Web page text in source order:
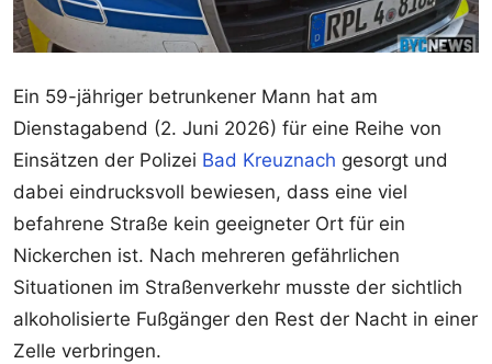
Ein 59-jähriger betrunkener Mann hat am
Dienstagabend (2. Juni 2026) für eine Reihe von
Einsätzen der Polizei Bad Kreuznach gesorgt und
dabei eindrucksvoll bewiesen, dass eine viel
befahrene Straße kein geeigneter Ort für ein
Nickerchen ist. Nach mehreren gefährlichen
Situationen im Straßenverkehr musste der sichtlich
alkoholisierte Fußgänger den Rest der Nacht in einer
Zelle verbringen.